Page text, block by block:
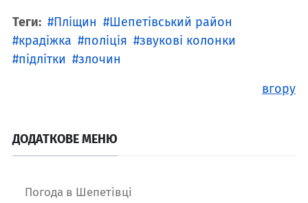
Теги: Пліщин
Шепетівський район
крадіжка
поліція
звукові колонки
підлітки
злочин
вгору
ДОДАТКОВЕ МЕНЮ
Погода в Шепетівці